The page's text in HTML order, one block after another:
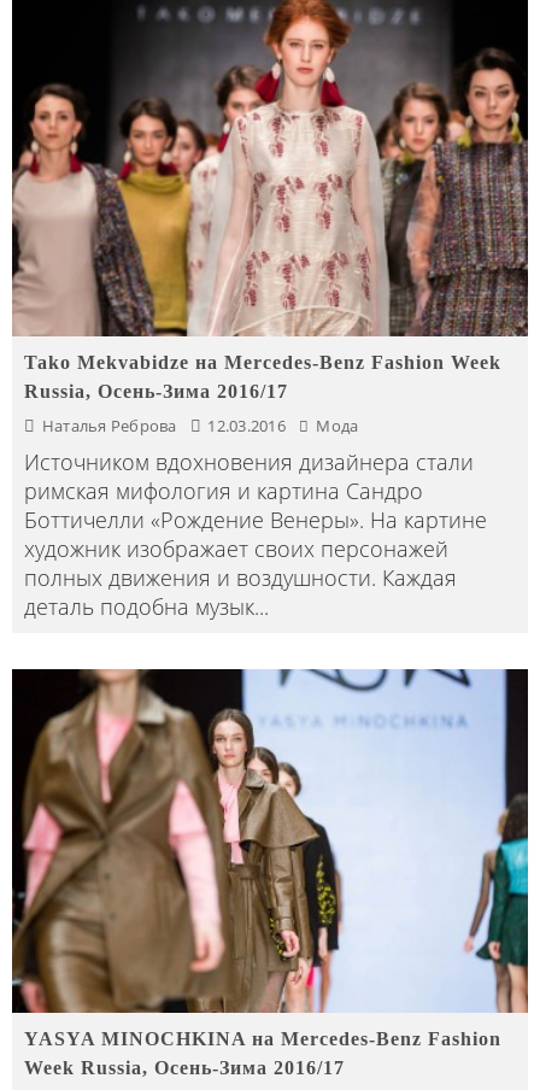
Tako Mekvabidze на Mercedes-Benz Fashion Week
Russia, Осень-Зима 2016/17
Наталья Реброва 12.03.2016 Мода
Источником вдохновения дизайнера стали
римская мифология и картина Сандро
Боттичелли «Рождение Венеры». На картине
художник изображает своих персонажей
полных движения и воздушности. Каждая
деталь подобна музык...
YASYA MINOCHKINA на Mercedes-Benz Fashion
Week Russia, Осень-Зима 2016/17